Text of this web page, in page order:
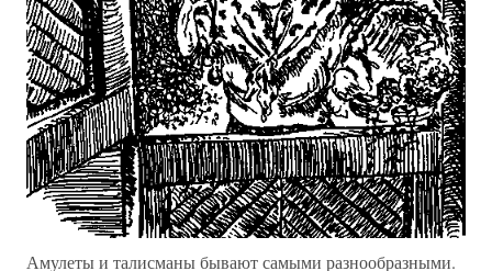
Амулеты и талисманы бывают самыми разнообразными.